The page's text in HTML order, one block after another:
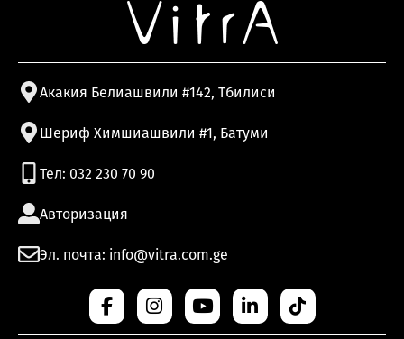
Акакия Белиашвили #142, Тбилиси
Шериф Химшиашвили #1, Батуми
Тел: 032 230 70 90
Авторизация
Эл. почта: info@vitra.com.ge